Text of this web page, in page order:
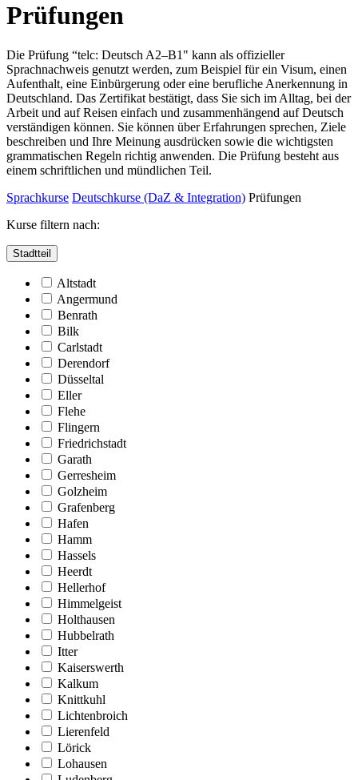
Prüfungen
Die Prüfung “telc: Deutsch A2–B1" kann als offizieller
Sprachnachweis genutzt werden, zum Beispiel für ein Visum, einen
Aufenthalt, eine Einbürgerung oder eine berufliche Anerkennung in
Deutschland. Das Zertifikat bestätigt, dass Sie sich im Alltag, bei der
Arbeit und auf Reisen einfach und zusammenhängend auf Deutsch
verständigen können. Sie können über Erfahrungen sprechen, Ziele
beschreiben und Ihre Meinung ausdrücken sowie die wichtigsten
grammatischen Regeln richtig anwenden. Die Prüfung besteht aus
einem schriftlichen und mündlichen Teil.
Sprachkurse Deutschkurse (DaZ & Integration) Prüfungen
Kurse filtern nach:
Stadtteil
Altstadt
Angermund
Benrath
Bilk
Carlstadt
Derendorf
Düsseltal
Eller
Flehe
Flingern
Friedrichstadt
Garath
Gerresheim
Golzheim
Grafenberg
Hafen
Hamm
Hassels
Heerdt
Hellerhof
Himmelgeist
Holthausen
Hubbelrath
Itter
Kaiserswerth
Kalkum
Knittkuhl
Lichtenbroich
Lierenfeld
Lörick
Lohausen